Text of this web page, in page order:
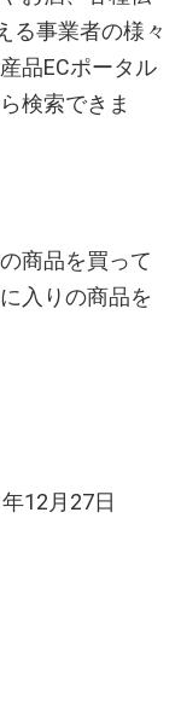
る事業者の様々
品ECポータル
検索できま
商品を買って
入りの商品を
12月27日